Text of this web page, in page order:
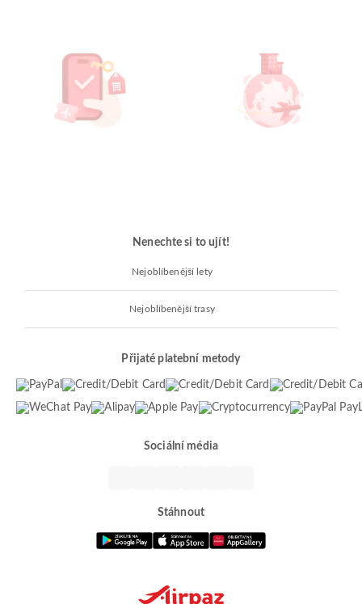
Nenechte si to ujít!
Nejoblíbenější lety
Nejoblíbenější trasy
Přijaté platební metody
Sociální média
Stáhnout